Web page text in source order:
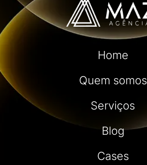
Home
Quem somos
Serviços
Blog
Cases